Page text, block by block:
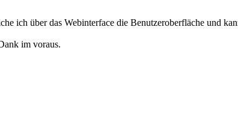
ich über das Webinterface die Benutzeroberfläche und
im voraus.